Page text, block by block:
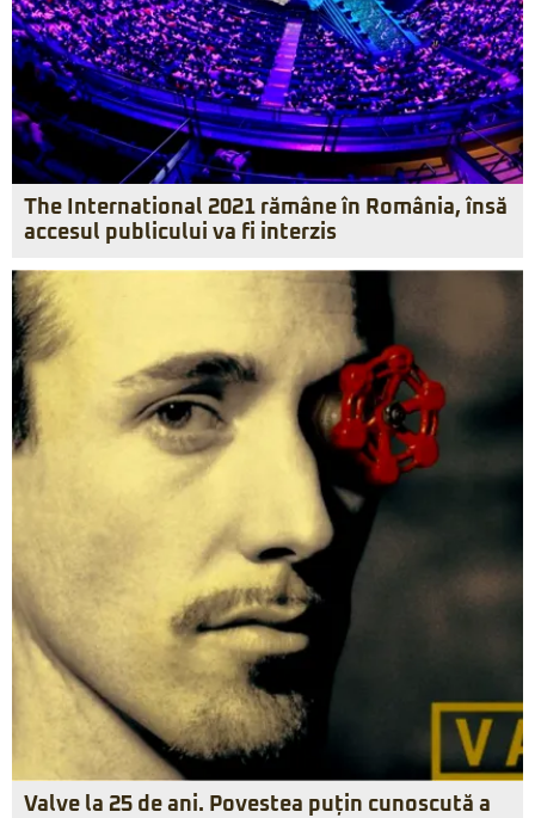
The International 2021 rămâne în România, însă
accesul publicului va fi interzis
Valve la 25 de ani. Povestea puțin cunoscută a